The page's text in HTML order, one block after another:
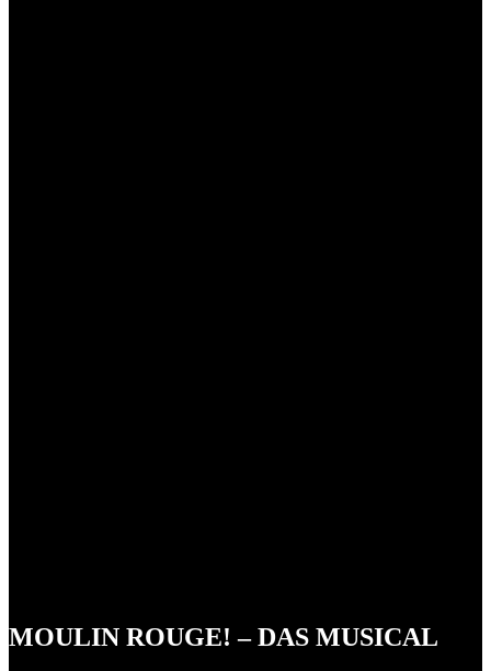
MOULIN ROUGE! – DAS MUSICAL